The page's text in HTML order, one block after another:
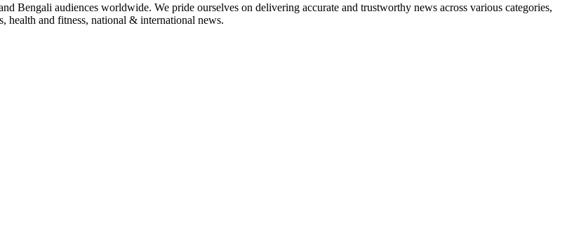
Bengali audiences worldwide. We pride ourselves on delivering accurate and trustworthy news across various categories,
health and fitness, national & international news.